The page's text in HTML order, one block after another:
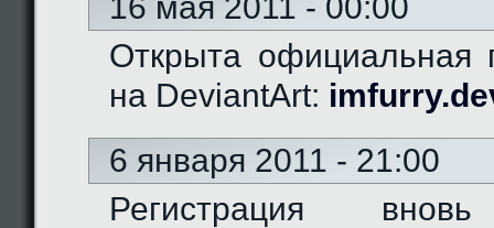
Открыта официальная
на DeviantArt:
6 января 2011 - 21:00
Регистрация